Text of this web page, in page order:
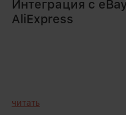
Интеграция с
AliExpress
читать